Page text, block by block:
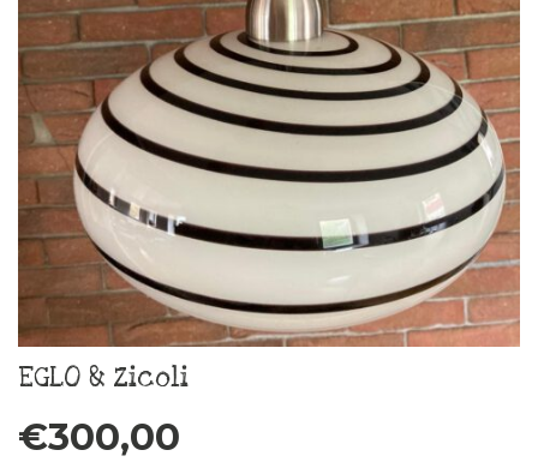
EGLO & Zicoli
€300,00